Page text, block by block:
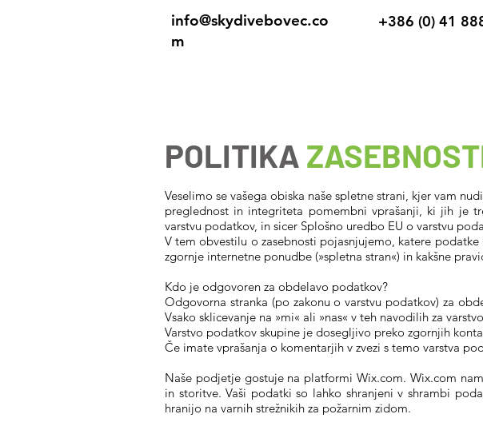
info@skydivebovec.co
m
+386 (0) 41
POLITIKA
Veselimo se vašega obiska naše spletne strani, kjer vam
preglednost in integriteta pomembni vprašanji, ki jih je
varstvu podatkov, in sicer Splošno uredbo EU o varstvu
V tem obvestilu o zasebnosti pojasnjujemo, katere
zgornje internetne ponudbe (»spletna stran«) in kakšne
Kdo je odgovoren za obdelavo podatkov?
Odgovorna stranka (po zakonu o varstvu podatkov) za
Vsako sklicevanje na »mi« ali »nas« v teh navodilih za
Varstvo podatkov skupine je dosegljivo preko zgornjih
Če imate vprašanja o komentarjih v zvezi s temo varstva
Naše podjetje gostuje na platformi Wix.com. Wix.com
in storitve. Vaši podatki so lahko shranjeni v shrambi
hranijo na varnih strežnikih za požarnim zidom.